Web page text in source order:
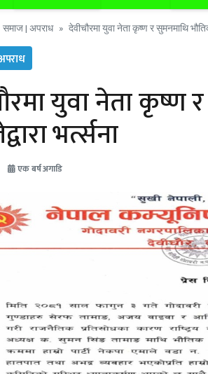
समाज | अपराध देवीचौरमा युवा नेता कृष्ण र सुमनमाथि
युवा नेता
भर्त्सना
एक बर्ष अगाडि